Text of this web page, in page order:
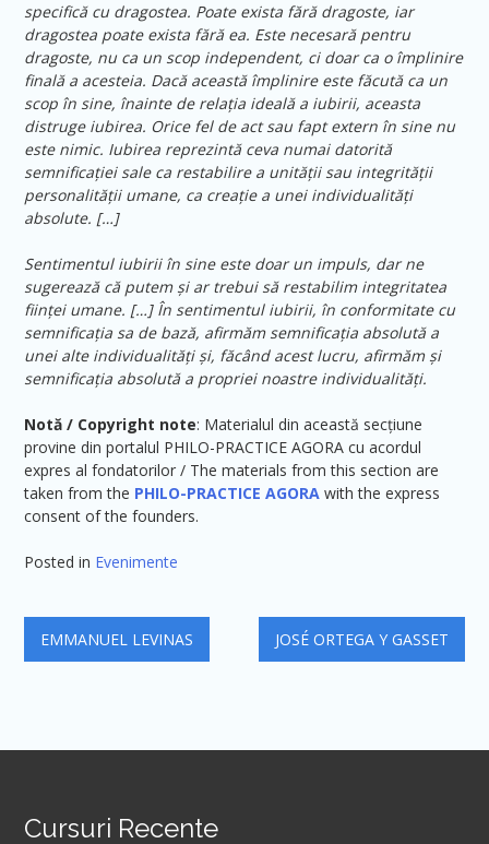
specifică cu dragostea. Poate exista fără dragoste, iar
dragostea poate exista fără ea. Este necesară pentru
dragoste, nu ca un scop independent, ci doar ca o împlinire
finală a acesteia. Dacă această împlinire este făcută ca un
scop în sine, înainte de relația ideală a iubirii, aceasta
distruge iubirea. Orice fel de act sau fapt extern în sine nu
este nimic. Iubirea reprezintă ceva numai datorită
semnificației sale ca restabilire a unității sau integrității
personalității umane, ca creație a unei individualități
absolute. […]
Sentimentul iubirii în sine este doar un impuls, dar ne
sugerează că putem și ar trebui să restabilim integritatea
ființei umane. […] În sentimentul iubirii, în conformitate cu
semnificația sa de bază, afirmăm semnificația absolută a
unei alte individualități și, făcând acest lucru, afirmăm și
semnificația absolută a propriei noastre individualități.
Notă / Copyright note: Materialul din această secțiune
provine din portalul PHILO-PRACTICE AGORA cu acordul
expres al fondatorilor / The materials from this section are
taken from the PHILO-PRACTICE AGORA with the express
consent of the founders.
Posted in Evenimente
Navigare
în
EMMANUEL LEVINAS JOSÉ ORTEGA Y GASSET
Cursuri Recente